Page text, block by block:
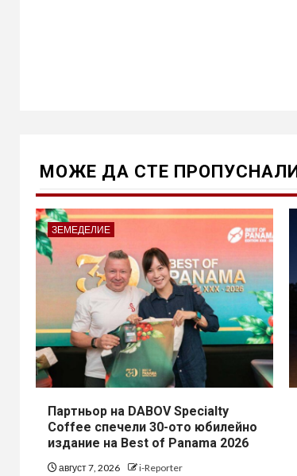
МОЖE ДА СТЕ ПРОПУСНАЛИ
ЗЕМЕДЕЛИЕ
Партньор на DABOV Specialty
Coffee спечели 30-ото юбилейно
издание на Best of Panama 2026
август 7, 2026 i-Reporter